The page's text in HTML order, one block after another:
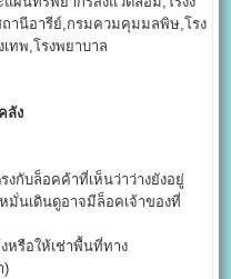
านีอารีย์,กรมควมคุมมลพิษ,โรง
ทพ,โรงพยาบาล
ลัง
อคค้าที่เห็นว่าว่างยังอยู่
มั่นเดินดูอาจมีล็อคเจ้าของที่
ให้เช่าพื้นที่ทาง
)